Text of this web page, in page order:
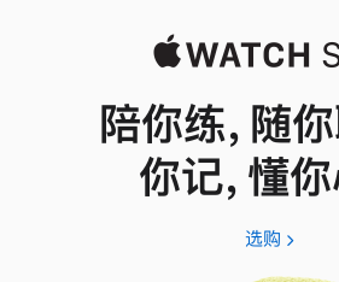
陪你练，随
你记，懂你
选购 Apple